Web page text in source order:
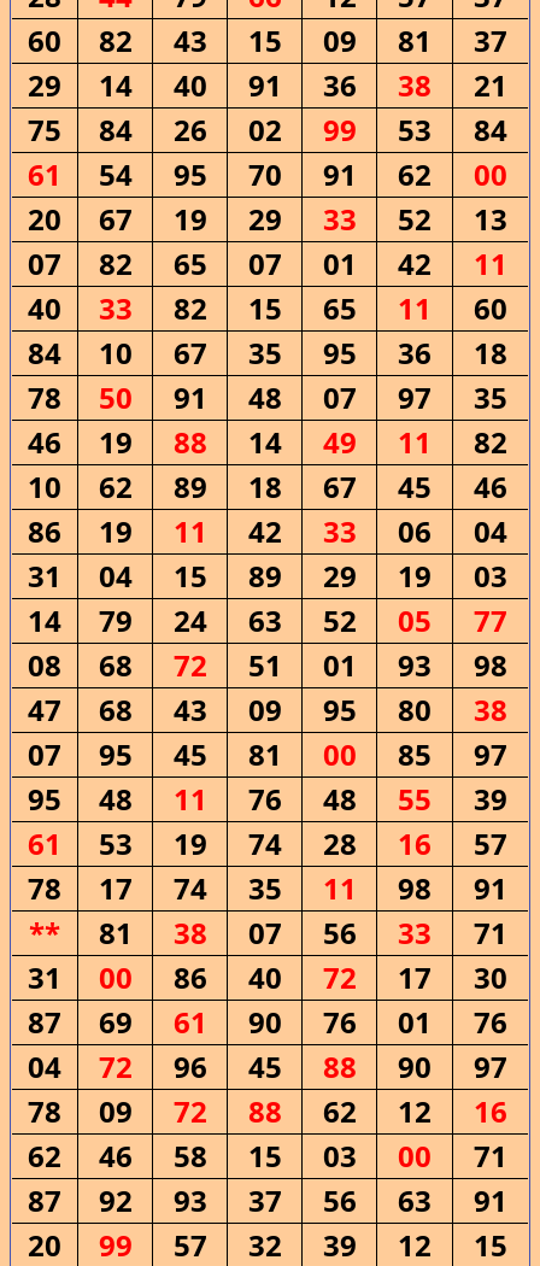
60
82 43 15 09 81
37
29
14 40 91 36 38
21
75
84 26 02 99 53
84
61
54 95 70 91 62
00
20
67 19 29 33 52
13
07
82 65 07 01 42
11
40
33 82 15 65 11
60
84
10 67 35 95 36
18
78
50 91 48 07 97
35
46
19 88 14 49 11
82
10
62 89 18 67 45
46
86
19 11 42 33 06
04
31
04 15 89 29 19
03
14
79 24 63 52 05
77
08
68 72 51 01 93
98
47
68 43 09 95 80
38
07
95 45 81 00 85
97
95
48 11 76 48 55
39
61
53 19 74 28 16
57
78
17 74 35 11 98
91
**
81 38 07 56 33
71
31
00 86 40 72 17
30
87
69 61 90 76 01
76
04
72 96 45 88 90
97
78
09 72 88 62 12
16
62
46 58 15 03 00
71
87
92 93 37 56 63
91
20
99 57 32 39 12
15